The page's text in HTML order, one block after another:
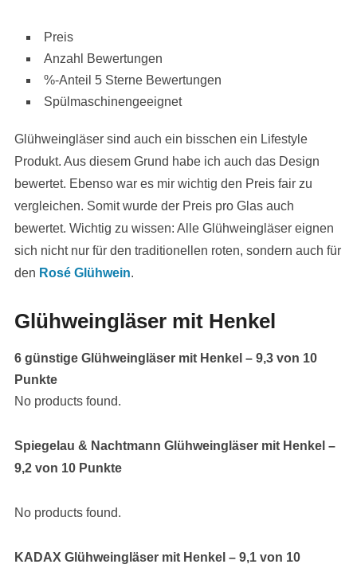
Preis
Anzahl Bewertungen
%-Anteil 5 Sterne Bewertungen
Spülmaschinengeeignet
Glühweingläser sind auch ein bisschen ein Lifestyle
Produkt. Aus diesem Grund habe ich auch das Design
bewertet. Ebenso war es mir wichtig den Preis fair zu
vergleichen. Somit wurde der Preis pro Glas auch
bewertet. Wichtig zu wissen: Alle Glühweingläser eignen
sich nicht nur für den traditionellen roten, sondern auch für
den Rosé Glühwein.
Glühweingläser mit Henkel
6 günstige Glühweingläser mit Henkel – 9,3 von 10
Punkte
No products found.
Spiegelau & Nachtmann Glühweingläser mit Henkel –
9,2 von 10 Punkte
No products found.
KADAX Glühweingläser mit Henkel – 9,1 von 10